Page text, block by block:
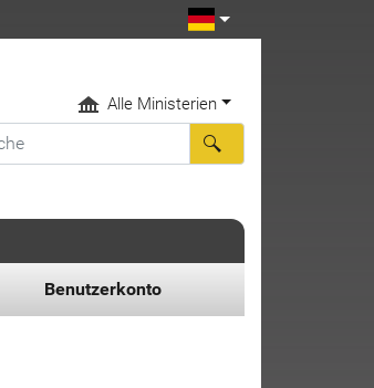
Alle Ministerien
Benutzerkonto